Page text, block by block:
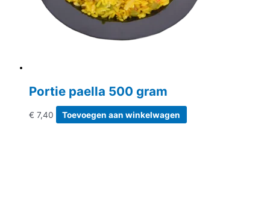
Portie paella 500 gram
€ 7,40 Toevoegen aan winkelwagen